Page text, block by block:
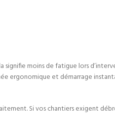
signifie moins de fatigue lors
ergonomique et démarrage
Si vos chantiers exigent